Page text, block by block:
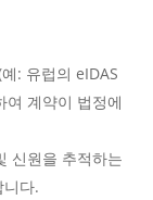
: 유럽의 eIDAS
여 계약이 법정에
신원을 추적하는
다.